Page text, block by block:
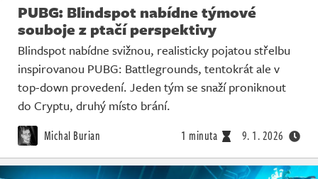
Databáze
Komunita
Redakce
Živě
PUBG: Blindspot nabídne týmové
souboje z ptačí perspektivy
Blindspot nabídne svižnou, realisticky pojatou střelbu
inspirovanou PUBG: Battlegrounds, tentokrát ale v
top-down provedení. Jeden tým se snaží proniknout
do Cryptu, druhý místo brání.
Michal Burian 1 minuta 9. 1. 2026